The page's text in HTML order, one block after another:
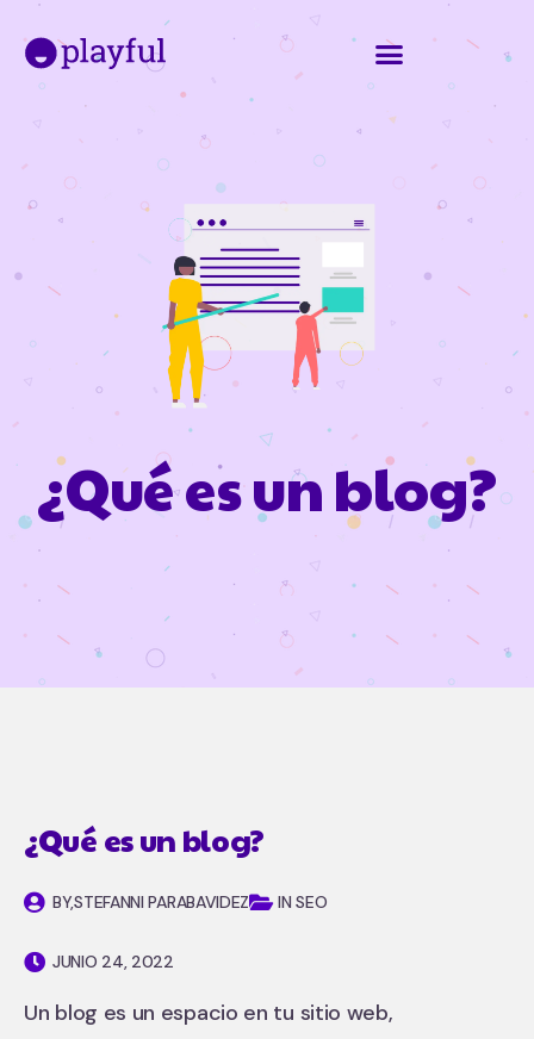
¿Qué es un blog?
¿Qué es un blog?
BY,STEFANNI PARABAVIDEZ IN SEO
JUNIO 24, 2022
Un blog es un espacio en tu sitio web,